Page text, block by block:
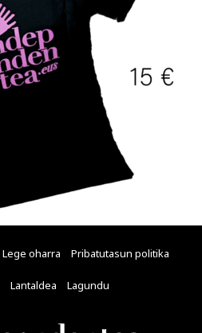
Lege oharra Pribatutasun politika
Lantaldea Lagundu